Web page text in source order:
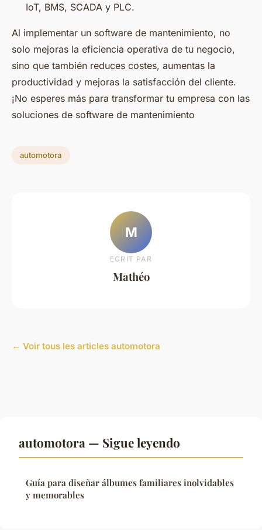
IoT, BMS, SCADA y PLC.
Al implementar un software de mantenimiento, no
solo mejoras la eficiencia operativa de tu negocio,
sino que también reduces costes, aumentas la
productividad y mejoras la satisfacción del cliente.
¡No esperes más para transformar tu empresa con las
soluciones de software de mantenimiento
automotora
M
ECRIT PAR
Mathéo
← Voir tous les articles automotora
automotora — Sigue leyendo
Guía para diseñar álbumes familiares inolvidables
y memorables